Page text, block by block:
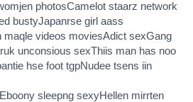
photosCamelot staarz network
bustyJapanrse girl aass
maqle videos moviesAdict sexGang
unconsious sexThiis man has noo
hse foot tgpNudee tsens iin
sleepng sexyHellen mirrten